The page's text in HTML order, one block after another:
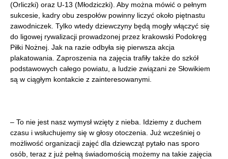
(Orliczki) oraz U-13 (Młodziczki). Aby można mówić o pełnym
sukcesie, kadry obu zespołów powinny liczyć około piętnastu
zawodniczek. Tylko wtedy dziewczyny będą mogły włączyć się
do ligowej rywalizacji prowadzonej przez krakowski Podokręg
Piłki Nożnej. Jak na razie odbyła się pierwsza akcja
plakatowania. Zaproszenia na zajęcia trafiły także do szkół
podstawowych całego powiatu, a ludzie związani ze Słowikiem
są w ciągłym kontakcie z zainteresowanymi.
– To nie jest nasz wymysł wzięty z nieba. Idziemy z duchem
czasu i wsłuchujemy się w głosy otoczenia. Już wcześniej o
możliwość organizacji zajęć dla dziewcząt pytało nas sporo
osób, teraz z już pełną świadomością możemy na takie zajęcia